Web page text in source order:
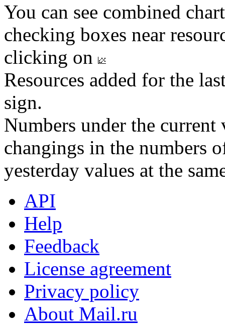
You can see combined
checking boxes near
clicking on
Resources added for the
sign.
Numbers under the
changings in the numbers
yesterday values at the
API
Help
Feedback
License agreement
Privacy policy
About Mail.ru